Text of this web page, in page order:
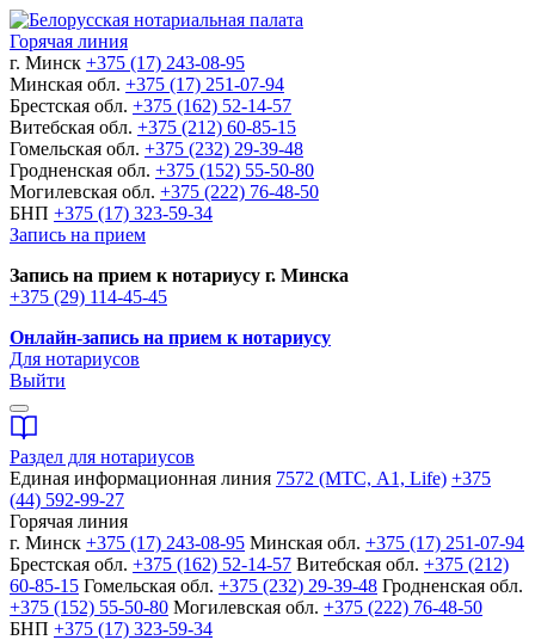
Горячая линия
г. Минск +375 (17) 243-08-95
Минская обл. +375 (17) 251-07-94
Брестская обл. +375 (162) 52-14-57
Витебская обл. +375 (212) 60-85-15
Гомельская обл. +375 (232) 29-39-48
Гродненская обл. +375 (152) 55-50-80
Могилевская обл. +375 (222) 76-48-50
БНП +375 (17) 323-59-34
Запись на прием
Запись на прием к нотариусу г. Минска
+375 (29) 114-45-45
Онлайн-запись на прием к нотариусу
Для нотариусов
Выйти
Раздел для нотариусов
Единая информационная линия 7572 (МТС, A1, Life) +375
(44) 592-99-27
Горячая линия
г. Минск +375 (17) 243-08-95 Минская обл. +375 (17) 251-07-94
Брестская обл. +375 (162) 52-14-57 Витебская обл. +375 (212)
60-85-15 Гомельская обл. +375 (232) 29-39-48 Гродненская обл.
+375 (152) 55-50-80 Могилевская обл. +375 (222) 76-48-50
БНП +375 (17) 323-59-34